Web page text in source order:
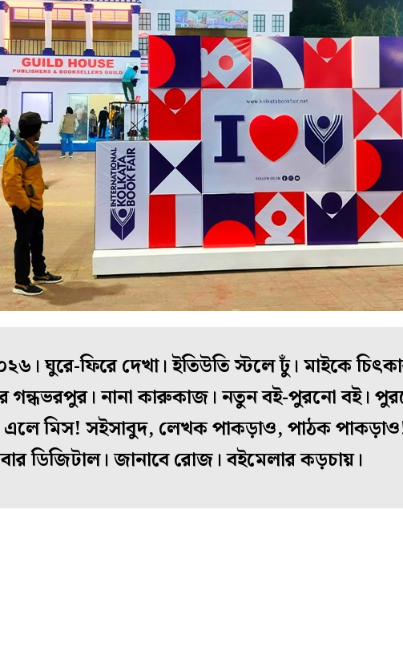
ঘুরে-ফিরে দেখা। ইতিউতি স্টলে ঢুঁ। মাইকে
গন্ধভরপুর। নানা কারুকাজ। নতুন বই-পুরনো বই।
এলে মিস! সইসাবুদ, লেখক পাকড়াও, পাঠক
ডিজিটাল। জানাবে রোজ। বইমেলার কড়চায়।